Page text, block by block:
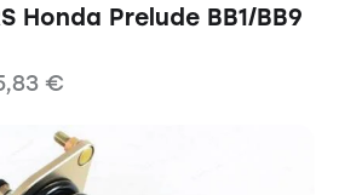
Honda Prelude BB1/BB9
€